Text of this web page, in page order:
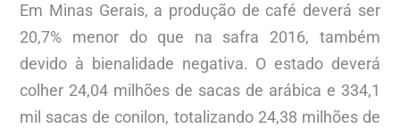
Em Minas Gerais, a produção de café deverá ser
20,7% menor do que na safra 2016, também
devido à bienalidade negativa. O estado deverá
colher 24,04 milhões de sacas de arábica e 334,1
mil sacas de conilon, totalizando 24,38 milhões de